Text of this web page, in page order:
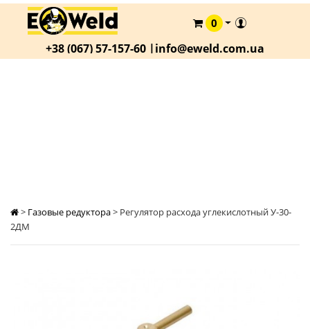
КАТАЛОГ
О
0
+38 (067) 57-157-60 |info@eweld.com.ua
> Газовые редуктора> Регулятор расхода углекислотный У-30-
2ДМ